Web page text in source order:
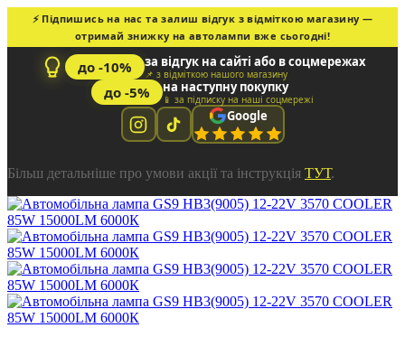
⚡ Підпишись на нас та залиш відгук з відміткою магазину —
отримай знижку на автолампи вже сьогодні!
до -10% за відгук на сайті або в соцмережах
📌 з відміткою нашого магазину
до -5% на наступну покупку
📱 за підписку на наші соцмережі
Google
Більш детальніше про умови акції та інструкція ТУТ.